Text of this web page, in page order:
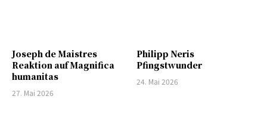
Joseph de Maistres
Reaktion auf Magnifica
humanitas
27. Mai 2026
Philipp Neris
Pfingstwunder
24. Mai 2026